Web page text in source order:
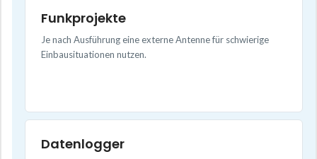
Funkprojekte
Je nach Ausführung eine externe Antenne für schwierige
Einbausituationen nutzen.
Datenlogger